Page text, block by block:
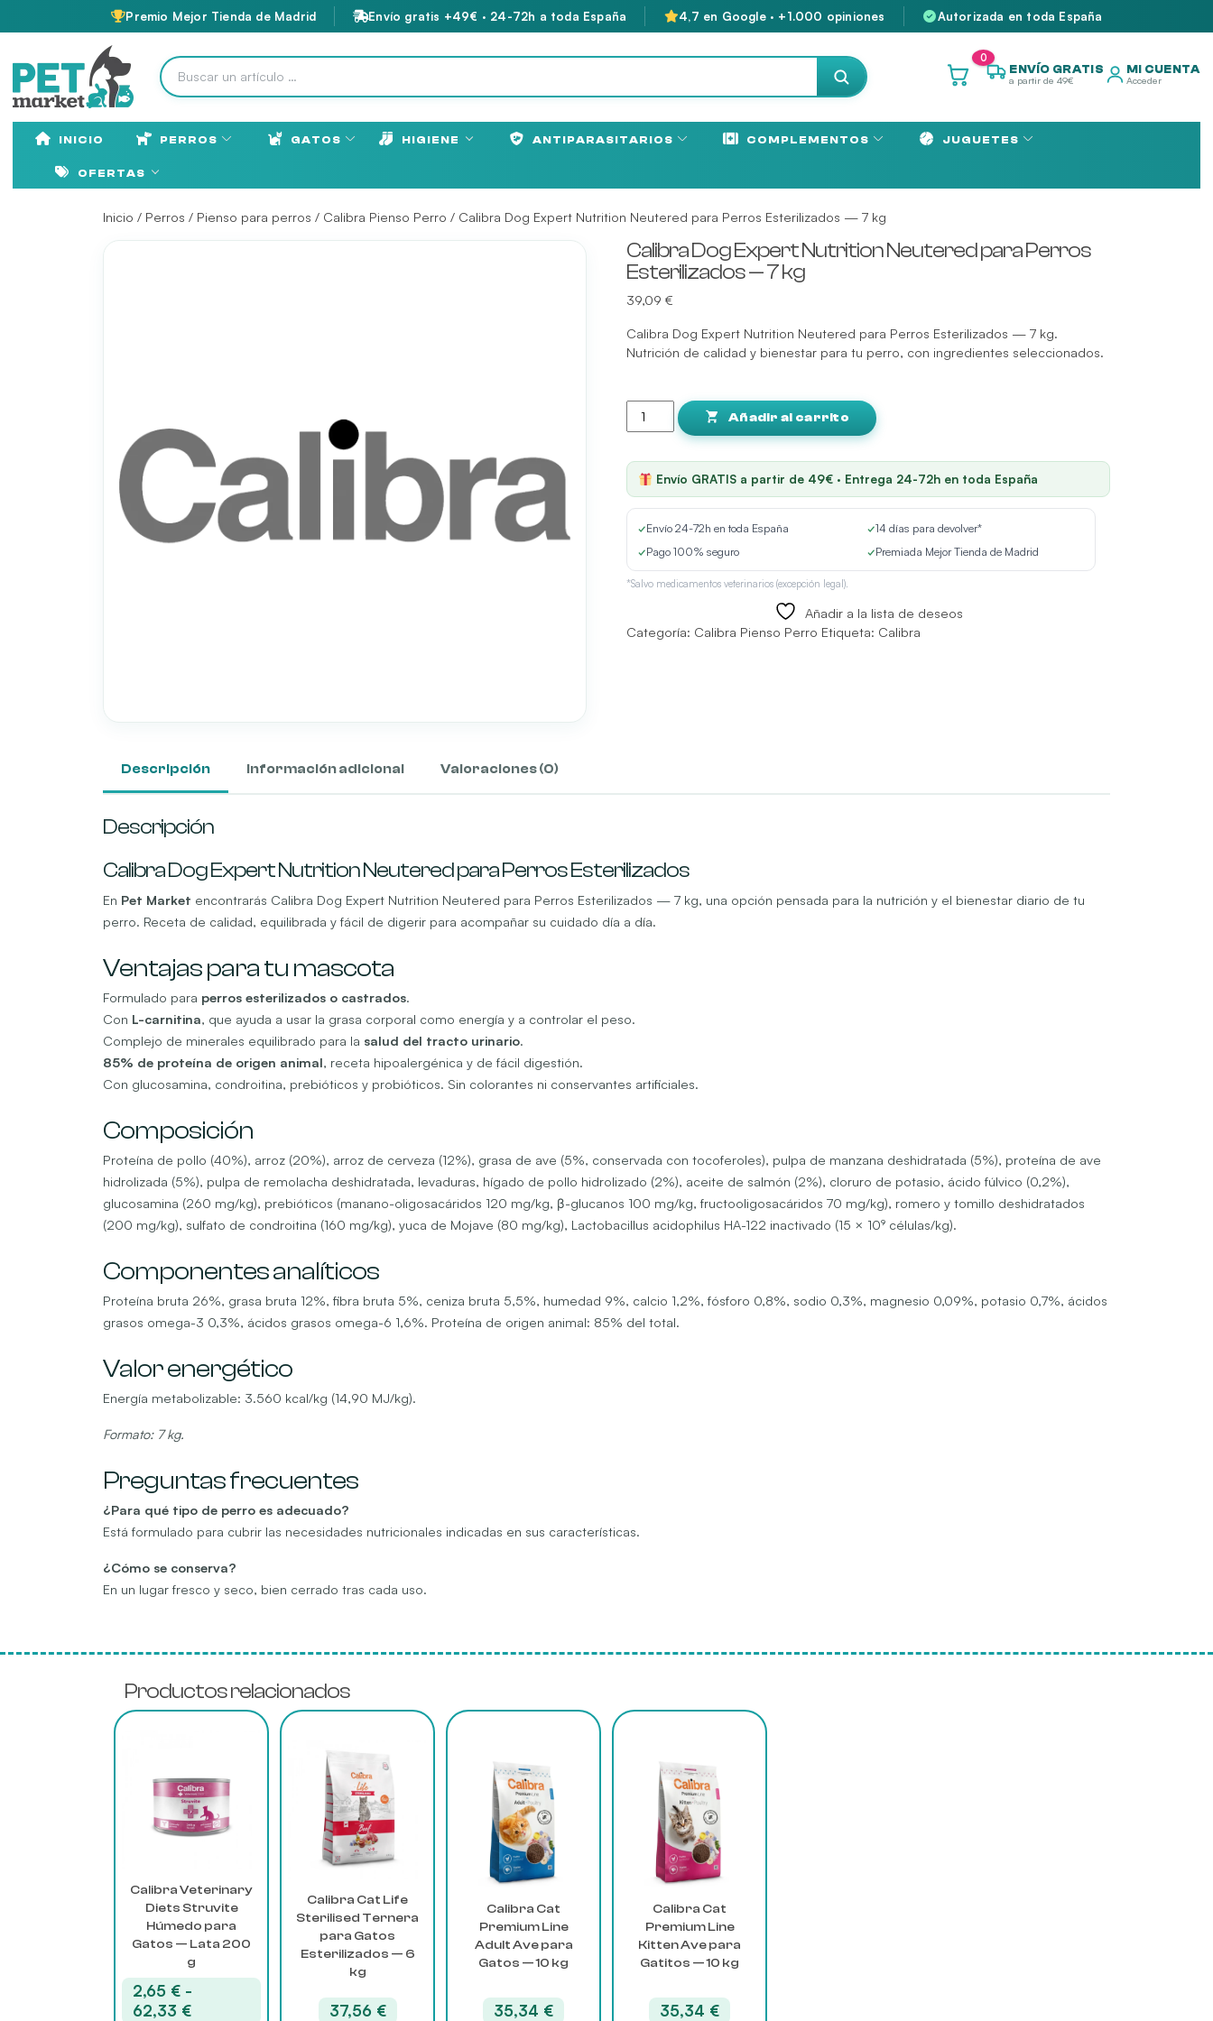
Premio Mejor Tienda de Madrid Envío gratis +49€ · 24-72h a toda España 4,7 en Google · +1.000 opiniones Autorizada en toda España
0
ENVÍO GRATIS
a partir de 49€
MI CUENTA
Acceder
INICIO PERROS GATOS HIGIENE ANTIPARASITARIOS COMPLEMENTOS JUGUETES
OFERTAS
Inicio / Perros / Pienso para perros / Calibra Pienso Perro / Calibra Dog Expert Nutrition Neutered para Perros Esterilizados — 7 kg
Calibra Dog Expert Nutrition Neutered para Perros
Esterilizados — 7 kg
39,09€
Calibra Dog Expert Nutrition Neutered para Perros Esterilizados — 7 kg.
Nutrición de calidad y bienestar para tu perro, con ingredientes seleccionados.
Dog
Expert
Neutered
para
Perros
Esterilizados
7
kg
Añadir al carrito
Envío GRATIS a partir de 49€ · Entrega 24-72h en toda España
✓Envío 24-72h en toda España ✓14 días para devolver*
✓Pago 100% seguro ✓Premiada Mejor Tienda de Madrid
*Salvo medicamentos veterinarios (excepción legal).
Añadir a la lista de deseos
Categoría: Calibra Pienso Perro Etiqueta: Calibra
Descripción Información adicional Valoraciones (0)
Descripción
Calibra Dog Expert Nutrition Neutered para Perros Esterilizados
En Pet Market encontrarás Calibra Dog Expert Nutrition Neutered para Perros Esterilizados — 7 kg, una opción pensada para la nutrición y el bienestar diario de tu
perro. Receta de calidad, equilibrada y fácil de digerir para acompañar su cuidado día a día.
Ventajas para tu mascota
Formulado para perros esterilizados o castrados.
Con L-carnitina, que ayuda a usar la grasa corporal como energía y a controlar el peso.
Complejo de minerales equilibrado para la salud del tracto urinario.
85% de proteína de origen animal, receta hipoalergénica y de fácil digestión.
Con glucosamina, condroitina, prebióticos y probióticos. Sin colorantes ni conservantes artificiales.
Composición
Proteína de pollo (40%), arroz (20%), arroz de cerveza (12%), grasa de ave (5%, conservada con tocoferoles), pulpa de manzana deshidratada (5%), proteína de ave
hidrolizada (5%), pulpa de remolacha deshidratada, levaduras, hígado de pollo hidrolizado (2%), aceite de salmón (2%), cloruro de potasio, ácido fúlvico (0,2%),
glucosamina (260 mg/kg), prebióticos (manano-oligosacáridos 120 mg/kg, β-glucanos 100 mg/kg, fructooligosacáridos 70 mg/kg), romero y tomillo deshidratados
(200 mg/kg), sulfato de condroitina (160 mg/kg), yuca de Mojave (80 mg/kg), Lactobacillus acidophilus HA-122 inactivado (15 × 10⁹ células/kg).
Componentes analíticos
Proteína bruta 26%, grasa bruta 12%, fibra bruta 5%, ceniza bruta 5,5%, humedad 9%, calcio 1,2%, fósforo 0,8%, sodio 0,3%, magnesio 0,09%, potasio 0,7%, ácidos
grasos omega-3 0,3%, ácidos grasos omega-6 1,6%. Proteína de origen animal: 85% del total.
Valor energético
Energía metabolizable: 3.560 kcal/kg (14,90 MJ/kg).
Formato: 7 kg.
Preguntas frecuentes
¿Para qué tipo de perro es adecuado?
Está formulado para cubrir las necesidades nutricionales indicadas en sus características.
¿Cómo se conserva?
En un lugar fresco y seco, bien cerrado tras cada uso.
Productos relacionados
Calibra Veterinary
Diets Struvite
Húmedo para
Gatos — Lata 200
g
2,65 € -
62,33 €Rango
múltiples
variantes.
pueden
elegir
de
producto
Calibra Cat Life
Sterilised Ternera
para Gatos
Esterilizados — 6
kg
37,56 €
Calibra Cat
Premium Line
Adult Ave para
Gatos — 10 kg
35,34 €
Calibra Cat
Premium Line
Kitten Ave para
Gatitos — 10 kg
35,34 €